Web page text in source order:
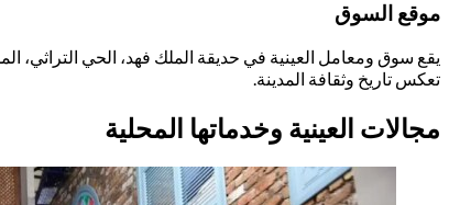
موقع السوق
يقع سوق ومعامل العينية في حديقة الملك فهد، الحي التراثي،
تعكس تاريخ وثقافة المدينة.
مجالات العينية وخدماتها المحلية